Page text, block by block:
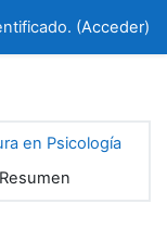
(Acceder)
en Psicología
Resumen